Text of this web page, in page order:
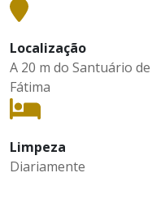
Localização
A 20 m do Santuário de
Fátima
Limpeza
Diariamente